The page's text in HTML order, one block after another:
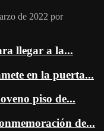
de 2022 por
llegar a la...
en la puerta...
piso de...
de...